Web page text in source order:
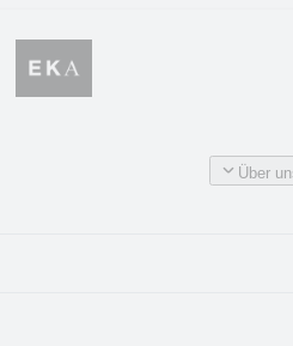
Über